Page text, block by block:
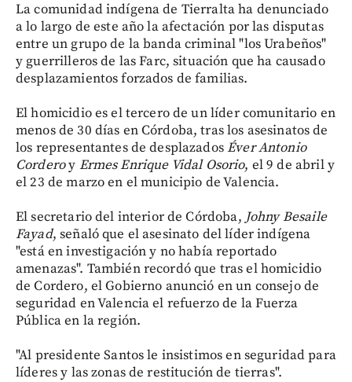
La comunidad indígena de Tierralta ha denunciado
a lo largo de este año la afectación por las disputas
entre un grupo de la banda criminal "los Urabeños"
y guerrilleros de las Farc, situación que ha causado
desplazamientos forzados de familias.
El homicidio es el tercero de un líder comunitario en
menos de 30 días en Córdoba, tras los asesinatos de
los representantes de desplazadosÉver Antonio
Corderoy Ermes Enrique Vidal Osorio, el 9 de abril y
el 23 de marzo en el municipio de Valencia.
El secretario del interior de Córdoba, Johny Besaile
Fayad, señaló que el asesinato del líder indígena
"está en investigación y no había reportado
amenazas". También recordó que tras el homicidio
de Cordero, el Gobierno anunció en un consejo de
seguridad en Valencia el refuerzo de la Fuerza
Pública en la región.
"Al presidente Santos le insistimos en seguridad para
líderes y las zonas de restitución de tierras".